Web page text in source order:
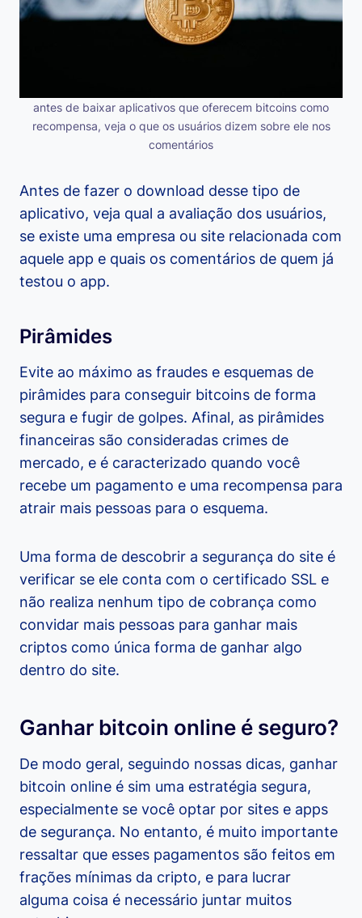
antes de baixar aplicativos que oferecem bitcoins como
recompensa, veja o que os usuários dizem sobre ele nos
comentários
Antes de fazer o download desse tipo de
aplicativo, veja qual a avaliação dos usuários,
se existe uma empresa ou site relacionada com
aquele app e quais os comentários de quem já
testou o app.
Pirâmides
Evite ao máximo as fraudes e esquemas de
pirâmides para conseguir bitcoins de forma
segura e fugir de golpes. Afinal, as pirâmides
financeiras são consideradas crimes de
mercado, e é caracterizado quando você
recebe um pagamento e uma recompensa para
atrair mais pessoas para o esquema.
Uma forma de descobrir a segurança do site é
verificar se ele conta com o certificado SSL e
não realiza nenhum tipo de cobrança como
convidar mais pessoas para ganhar mais
criptos como única forma de ganhar algo
dentro do site.
Ganhar bitcoin online é seguro?
De modo geral, seguindo nossas dicas, ganhar
bitcoin online é sim uma estratégia segura,
especialmente se você optar por sites e apps
de segurança. No entanto, é muito importante
ressaltar que esses pagamentos são feitos em
frações mínimas da cripto, e para lucrar
alguma coisa é necessário juntar muitos